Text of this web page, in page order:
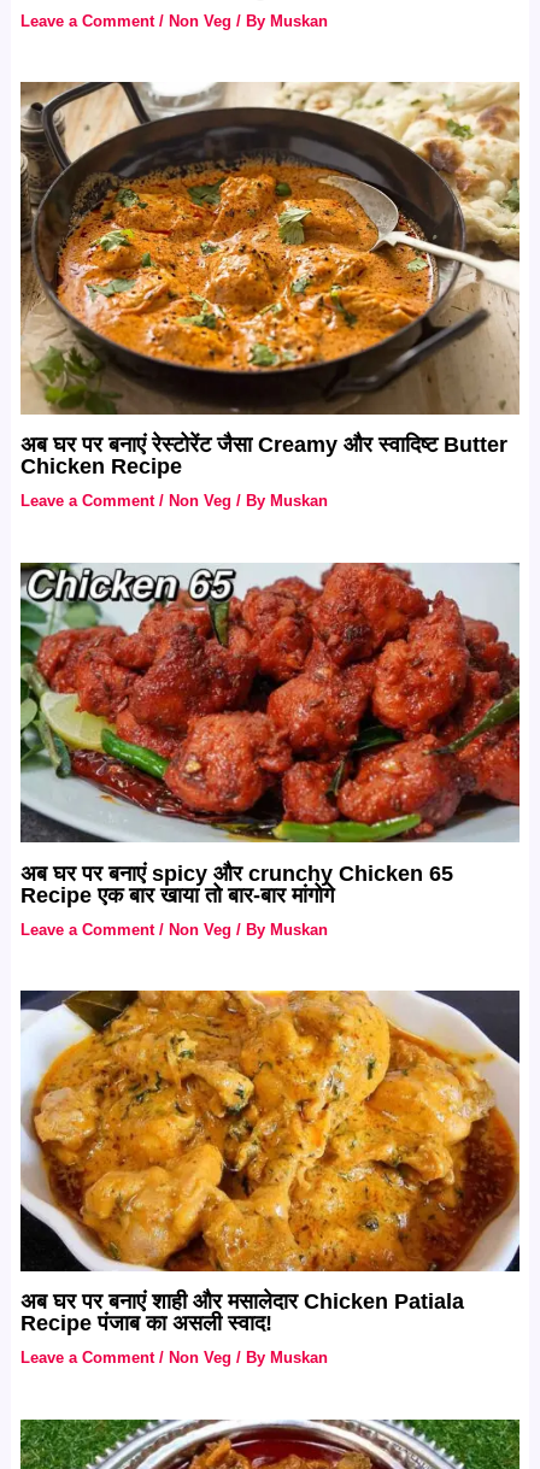
Leave a Comment /Non Veg / ByMuskan
अब घर पर बनाएं रेस्टोरेंट जैसा Creamy और स्वादिष्ट Butter
Chicken Recipe
Leave a Comment / Non Veg / By Muskan
अब घर पर बनाएं spicy और crunchy Chicken 65
Recipe एक बार खाया तो बार-बार मांगोगे
Leave a Comment / Non Veg / By Muskan
अब घर पर बनाएं शाही और मसालेदार Chicken Patiala
Recipe पंजाब का असली स्वाद!
Leave a Comment / Non Veg / By Muskan